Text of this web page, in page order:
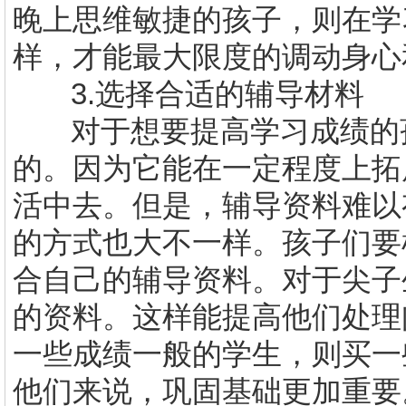
晚上思维敏捷的孩子，则在
样，才能最大限度的调动身
3.选择合适的辅导材料
对于想要提高学习成绩的
的。因为它能在一定程度上
活中去。但是，辅导资料难
的方式也大不一样。孩子们
合自己的辅导资料。对于尖
的资料。这样能提高他们处
一些成绩一般的学生，则买
他们来说，巩固基础更加重